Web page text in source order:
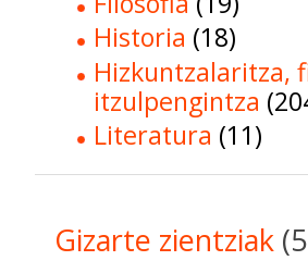
Historia (18)
Hizkuntzalaritza,
itzulpengintza
Literatura (11)
Gizarte zientziak